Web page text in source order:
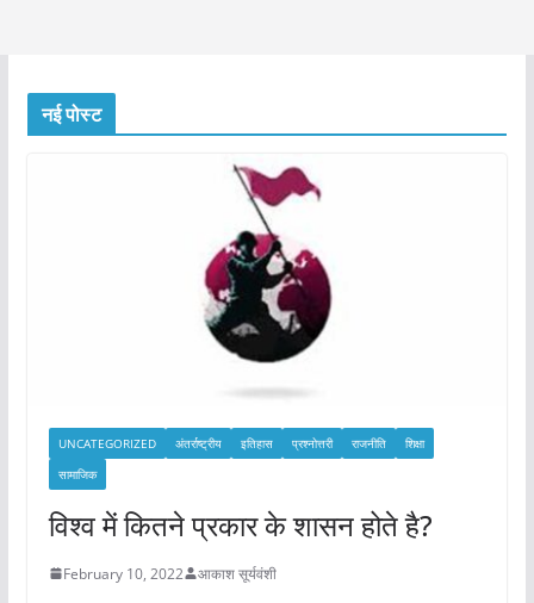
नई पोस्ट
UNCATEGORIZED अंतर्राष्ट्रीय इतिहास प्रश्नोत्तरी राजनीति
शिक्षा
सामाजिक
विश्व में कितने प्रकार के शासन होते है?
February 10, 2022 आकाश सूर्यवंशी